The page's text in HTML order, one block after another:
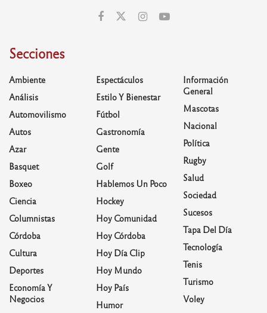
Secciones
Ambiente
Análisis
Automovilismo
Autos
Azar
Basquet
Boxeo
Ciencia
Columnistas
Córdoba
Cultura
Deportes
Economía Y
Negocios
Espectáculos
Estilo Y Bienestar
Fútbol
Gastronomía
Gente
Golf
Hablemos Un Poco
Hockey
Hoy Comunidad
Hoy Córdoba
Hoy Día Clip
Hoy Mundo
Hoy País
Humor
Información
General
Mascotas
Nacional
Política
Rugby
Salud
Sociedad
Sucesos
Tapa Del Día
Tecnología
Tenis
Turismo
Voley